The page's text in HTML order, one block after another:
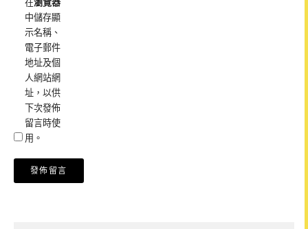
在瀏覽器
中儲存顯
示名稱、
電子郵件
地址及個
人網站網
址，以供
下次發佈
留言時使
用。